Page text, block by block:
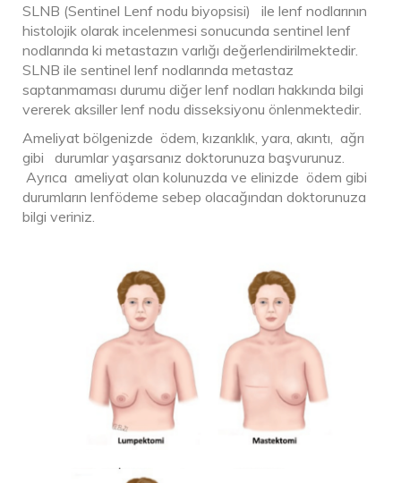
SLNB (Sentinel Lenf nodu biyopsisi) ile lenf nodlarının
histolojik olarak incelenmesi sonucunda sentinel lenf
nodlarında ki metastazın varlığı değerlendirilmektedir.
SLNB ile sentinel lenf nodlarında metastaz
saptanmaması durumu diğer lenf nodları hakkında bilgi
vererek aksiller lenf nodu disseksiyonu önlenmektedir.
Ameliyat bölgenizde ödem, kızarıklık, yara, akıntı, ağrı
gibi durumlar yaşarsanız doktorunuza başvurunuz.
Ayrıca ameliyat olan kolunuzda ve elinizde ödem gibi
durumların lenfödeme sebep olacağından doktorunuza
bilgi veriniz.